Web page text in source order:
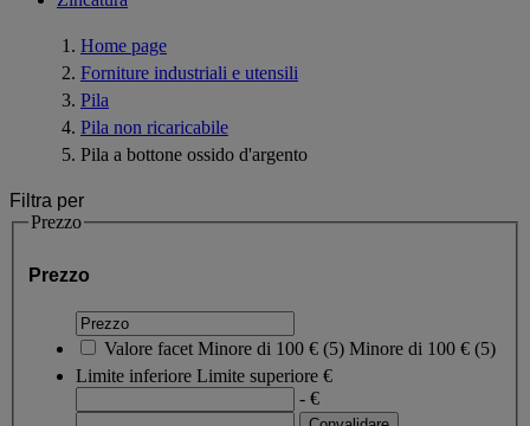
Home page
Forniture industriali e utensili
Pila
Pila non ricaricabile
Pila a bottone ossido d'argento
Filtra per
Prezzo
Prezzo
Valore facet Minore di 100 € (5) Minore di 100 € (5)
Limite inferiore Limite superiore €
- €